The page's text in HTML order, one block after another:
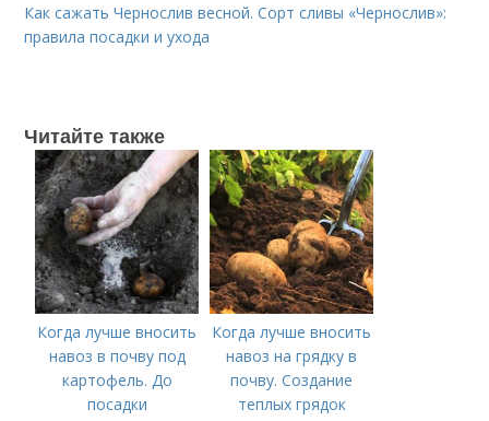
Как сажать Чернослив весной. Сорт сливы «Чернослив»:
правила посадки и ухода
Читайте также
Когда лучше вносить
навоз в почву под
картофель. До
посадки
Когда лучше вносить
навоз на грядку в
почву. Создание
теплых грядок